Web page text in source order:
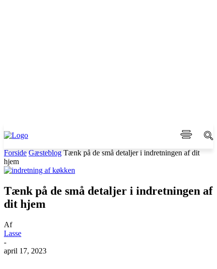
Forside Gæsteblog Tænk på de små detaljer i indretningen af dit
hjem
Tænk på de små detaljer i indretningen af
dit hjem
Af
Lasse
-
april 17, 2023